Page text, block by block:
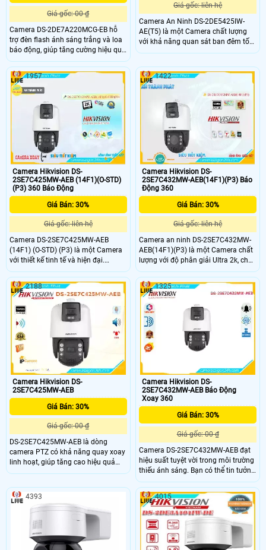
Giá gốc: 00 ₫
Camera DS-2DE7A220MCG-EB hỗ
trợ đèn flash ánh sáng trắng và loa
báo động, giúp tăng cường hiệu quả
giám sát và cảnh báo. Đèn flash
ánh sáng trắng có tầm xa lên đến
100m cho phép quan sát rõ ràng và
chi tiết trong điều kiện ánh sáng
Giá gốc: liên hệ
Camera An Ninh DS-2DE5425IW-
AE(T5) là một Camera chất lượng
với khả năng quan sát ban đêm tốt
nhờ công nghệ hồng ngoại 150m.
Ultra 2k, mang đến hình ảnh rõ nét,
chi tiết. Camera được tích hợp công
nghệ IP, mang lại khả năng kết nối
và quản lý linh hoạt
Camera Hikvision DS-
2SE7C425MW-AEB (14F1)(O-STD)
(P3) 360 Báo Động
Giá Bán: 30%
Giá gốc: liên hệ
Camera DS-2SE7C425MW-AEB
(14F1) (O-STD) (P3) là một Camera
với thiết kế tinh tế và hiện đại.
Camera này có khả năng xoay 360
độ để giám sát toàn cảnh một cách
tốt nhất. Độ phân giải Ultra 2k
mang đến hình ảnh sắc nét và chi
tiết. Với tích hợp công nghệ IP,
camera này có thể kết nối với mạng
internet và cho phép người dùng
xem hình ảnh từ xa
1957
Camera Hikvision DS-
2SE7C432MW-AEB(14F1)(P3) Báo
Động 360
Giá Bán: 30%
Giá gốc: liên hệ
Camera an ninh DS-2SE7C432MW-
AEB(14F1)(P3) là một Camera chất
lượng với độ phân giải Ultra 2k, cho
hình ảnh sắc nét. Camera còn được
trang bị công nghệ IP, giúp xem ban
đêm với khoảng cách xa tới 150m
nhờ hồng ngoại. Công nghệ hồng
ngoại Smart IR cũng giúp camera
nhìn rõ hơn khi có ánh sáng ngược
1422
Camera Hikvision DS-
2SE7C425MW-AEB
Giá Bán: 30%
Giá gốc: 00 ₫
DS-2SE7C425MW-AEB là dòng
camera PTZ có khả năng quay xoay
linh hoạt, giúp tăng cao hiệu quả
giám sát an ninh. Hình ảnh sắc nét
của hình ảnh của các vật trong tầm
quan sát của con camera, cùng với
nhiều tính năng thông minh cho
bạn sự an toàn khi có va chạm.
2188
Camera Hikvision DS-
2SE7C432MW-AEB Báo Động
Xoay 360
Giá Bán: 30%
Giá gốc: 00 ₫
Camera DS-2SE7C432MW-AEB đạt
hiệu suất tuyệt vời trong môi trường
thiếu ánh sáng. Bạn có thể tin tưởng
rằng hình ảnh sẽ được ghi lại chất
lượng và rõ ràng ngay cả trong điều
kiện ánh sáng yếu.
1325
4393 4015